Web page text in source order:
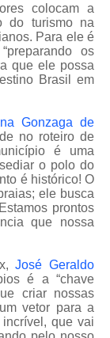
colocam a
do turismo na
Para ele é
os
que ele possa
Brasil em
Gonzaga de
no roteiro de
é uma
o polo do
é histórico! O
ele busca
prontos
que nossa
José Geraldo
é a “chave
criar nossas
vetor para a
que vai